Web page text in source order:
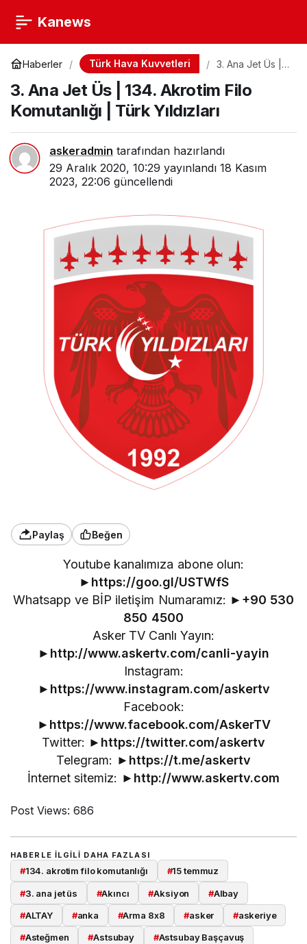
Kanews
Haberler Türk Hava Kuvvetleri
3. Ana Jet Üs |
Komutanlığı |
Türk Yıldızları
3. Ana Jet Üs | 134. Akrotim Filo
Komutanlığı | Türk Yıldızları
askeradmin tarafından hazırlandı
29 Aralık 2020, 10:29 yayınlandı 18 Kasım
2023, 22:06 güncellendi
Paylaş Beğen
Youtube kanalımıza abone olun:
► https://goo.gl/USTWfS
Whatsapp ve BİP iletişim Numaramız: ► +90 530
850 4500
Asker TV Canlı Yayın:
► http://www.askertv.com/canli-yayin
Instagram:
► https://www.instagram.com/askertv
Facebook:
► https://www.facebook.com/AskerTV
Twitter: ► https://twitter.com/askertv
Telegram: ► https://t.me/askertv
İnternet sitemiz: ► http://www.askertv.com
Post Views: 686
HABERLE ILGILI DAHA FAZLASI
#134. akrotim filo komutanlığı #15 temmuz
#3. ana jet üs #Akıncı #Aksiyon #Albay
#ALTAY #anka #Arma 8x8 #asker #askeriye
#Asteğmen #Astsubay #Astsubay Başçavuş